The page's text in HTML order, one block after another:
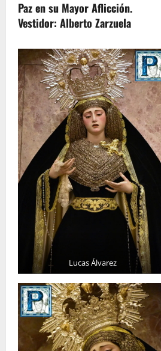
Paz en su Mayor Aflicción.
Vestidor: Alberto Zarzuela
Lucas Álvarez